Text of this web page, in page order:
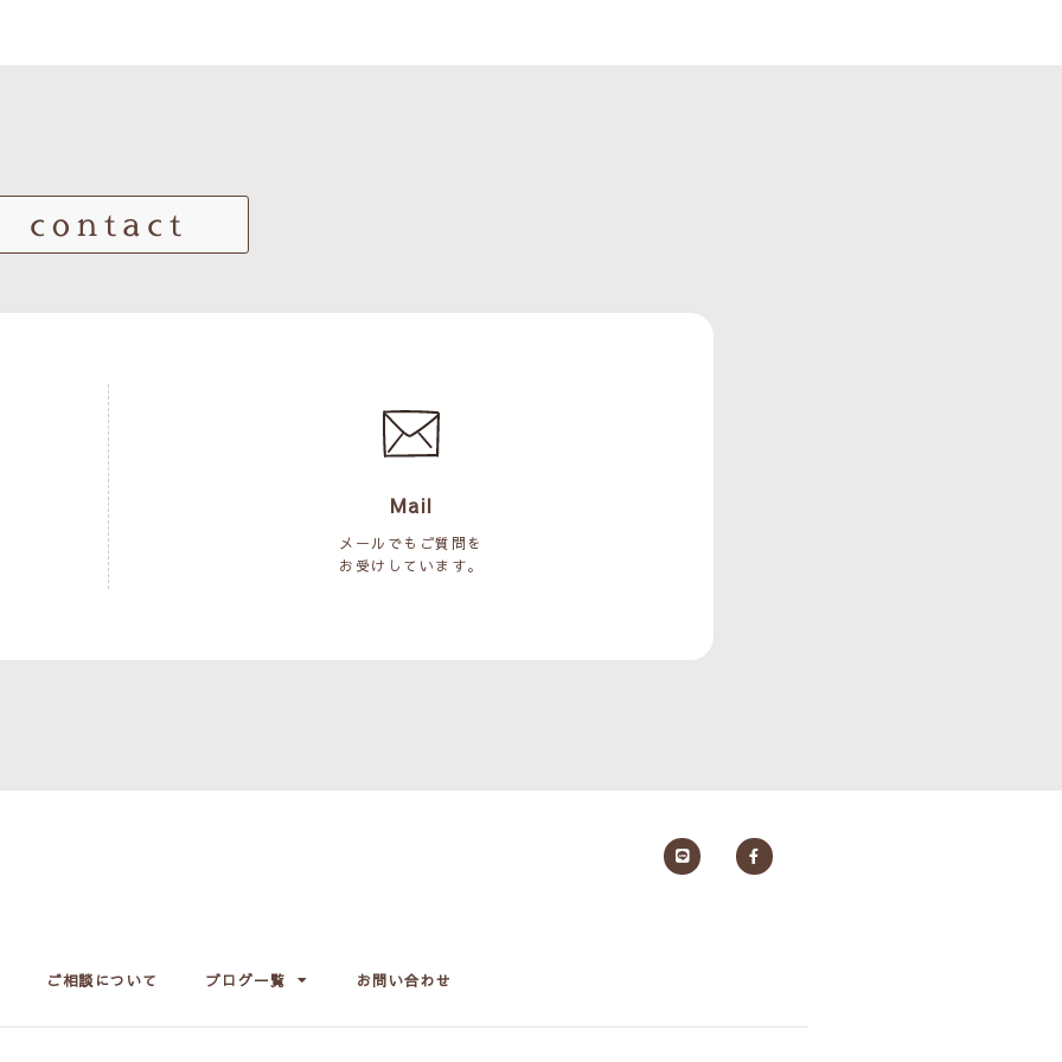
contact
Mail
メールでもご質問を
お受けしています。
ご相談について ブログ一覧 お問い合わせ